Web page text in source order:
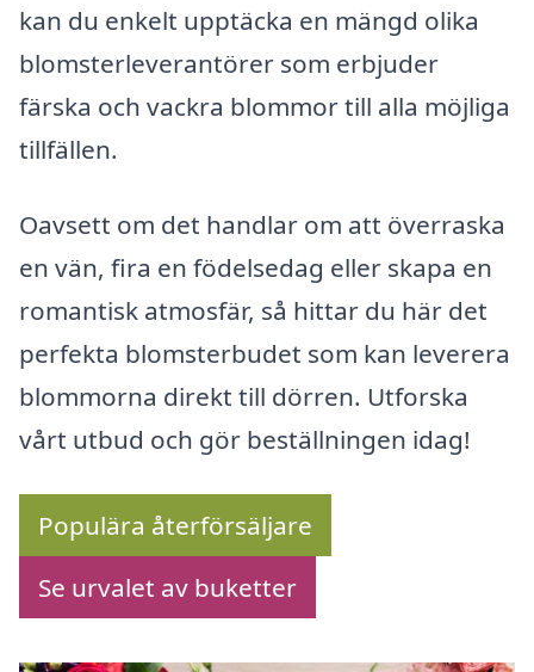
kan du enkelt upptäcka en mängd olika
blomsterleverantörer som erbjuder
färska och vackra blommor till alla möjliga
tillfällen.
Oavsett om det handlar om att överraska
en vän, fira en födelsedag eller skapa en
romantisk atmosfär, så hittar du här det
perfekta blomsterbudet som kan leverera
blommorna direkt till dörren. Utforska
vårt utbud och gör beställningen idag!
Populära återförsäljare
Se urvalet av buketter